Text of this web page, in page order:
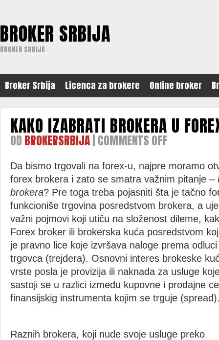
BROKER SRBIJA
BROKER SRBIJA
Broker Srbija Licenca za brokere Online broker
KAKO IZABRATI BROKERA U
OD BROKERSRBIJA COMMENTS OFF
BROKERA
FOREX
TRGOVANJU
Da bismo trgovali na forex-u, najpre moramo
forex brokera i zato se smatra važnim pitanje –
brokera? Pre toga treba pojasniti šta je tačno
funkcioniše trgovina posredstvom brokera, a
važni pojmovi koji utiču na složenost dileme,
Forex broker ili brokerska kuća posredstvom
je pravno lice koje izvršava naloge prema
trgovca (trejdera). Osnovni interes brokeske
vrste posla je provizija ili naknada za usluge
sastoji se u razlici između kupovne i prodajne
finansijskig instrumenta kojim se trguje
Raznih brokera, koji nude svoje usluge preko